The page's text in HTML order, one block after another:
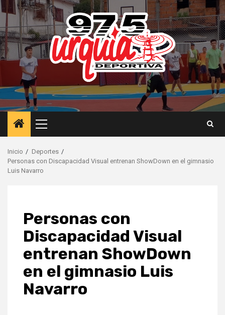
Saltar
contenido
Menú
principal
Inicio
Deportes
Personas con Discapacidad Visual entrenan ShowDown en el gimnasio
Luis Navarro
Personas con
Discapacidad Visual
entrenan ShowDown
en el gimnasio Luis
Navarro